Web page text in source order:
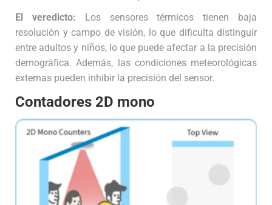
El veredicto: Los sensores térmicos tienen baja
resolución y campo de visión, lo que dificulta distinguir
entre adultos y niños, lo que puede afectar a la precisión
demográfica. Además, las condiciones meteorológicas
externas pueden inhibir la precisión del sensor.
Contadores 2D mono